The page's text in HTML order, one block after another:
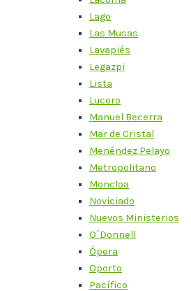
Lago
Las Musas
Lavapiés
Legazpi
Lista
Lucero
Manuel Becerra
Mar de Cristal
Menéndez Pelayo
Metropolitano
Moncloa
Noviciado
Nuevos Ministerios
O´Donnell
Ópera
Oporto
Pacífico